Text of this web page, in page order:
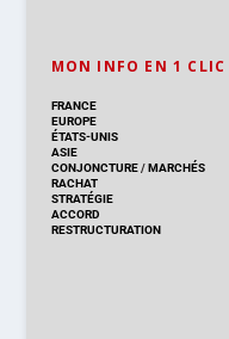
MON INFO EN 1 CLIC
FRANCE
EUROPE
ÉTATS-UNIS
ASIE
CONJONCTURE/MARCHÉS
RACHAT
STRATÉGIE
ACCORD
RESTRUCTURATION